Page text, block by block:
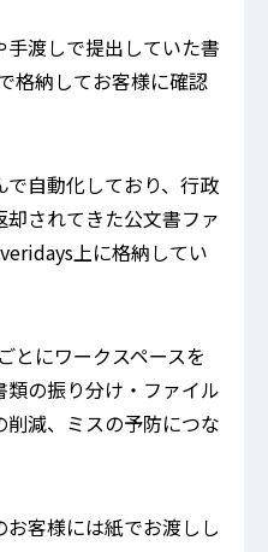
手渡しで提出していた書
格納してお客様に確認
自動化しており、行政
されてきた公文書ファ
上に格納してい
とにワークスペースを
の振り分け・ファイル
減、ミスの予防につな
お客様には紙でお渡しし